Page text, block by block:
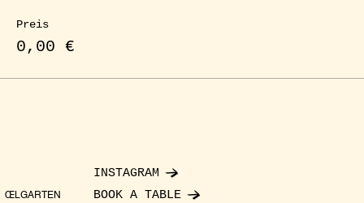
Preis
0,00 €
ŒLGARTEN
INSTAGRAM
BOOK A TABLE